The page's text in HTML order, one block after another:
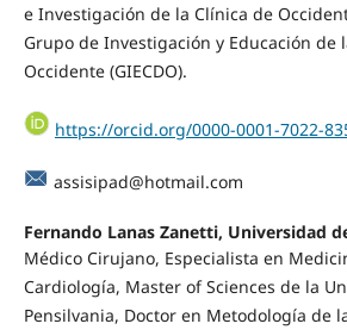
e Investigación de la Clínica de
Grupo de Investigación y Educación de
Occidente (GIECDO).
https://orcid.org/0000-0001-7022-
assisipad@hotmail.com
Fernando Lanas Zanetti, Universidad
Médico Cirujano, Especialista en
Cardiología, Master of Sciences de la
Pensilvania, Doctor en Metodología de